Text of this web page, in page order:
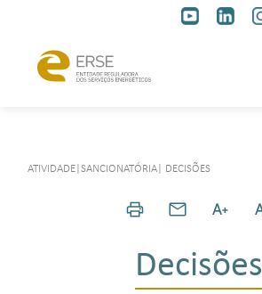
ATIVIDADE SANCIONATÓRIA DECISÕES
Decisões